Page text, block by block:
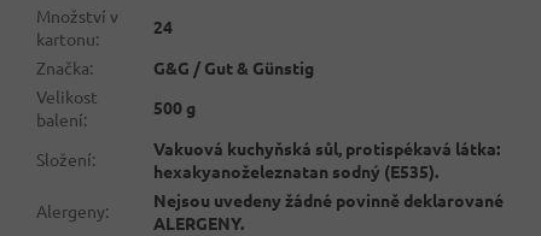
Množství v
kartonu:
24
Značka:
G&G / Gut & Günstig
Velikost
balení:
500 g
Složení:
Vakuová kuchyňská sůl, protispékavá látka:
hexakyanoželeznatan sodný (E535).
Alergeny:
Nejsou uvedeny žádné povinně deklarované
ALERGENY.